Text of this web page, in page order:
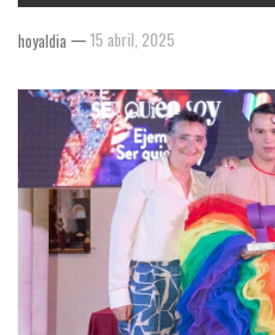
hoyaldia — 15 abril, 2025